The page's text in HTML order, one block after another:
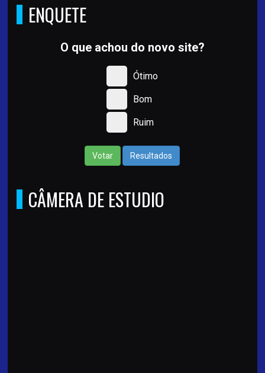
ENQUETE
O que achou do novo site?
Ótimo
Bom
Ruim
Votar Resultados
CÂMERA DE ESTUDIO